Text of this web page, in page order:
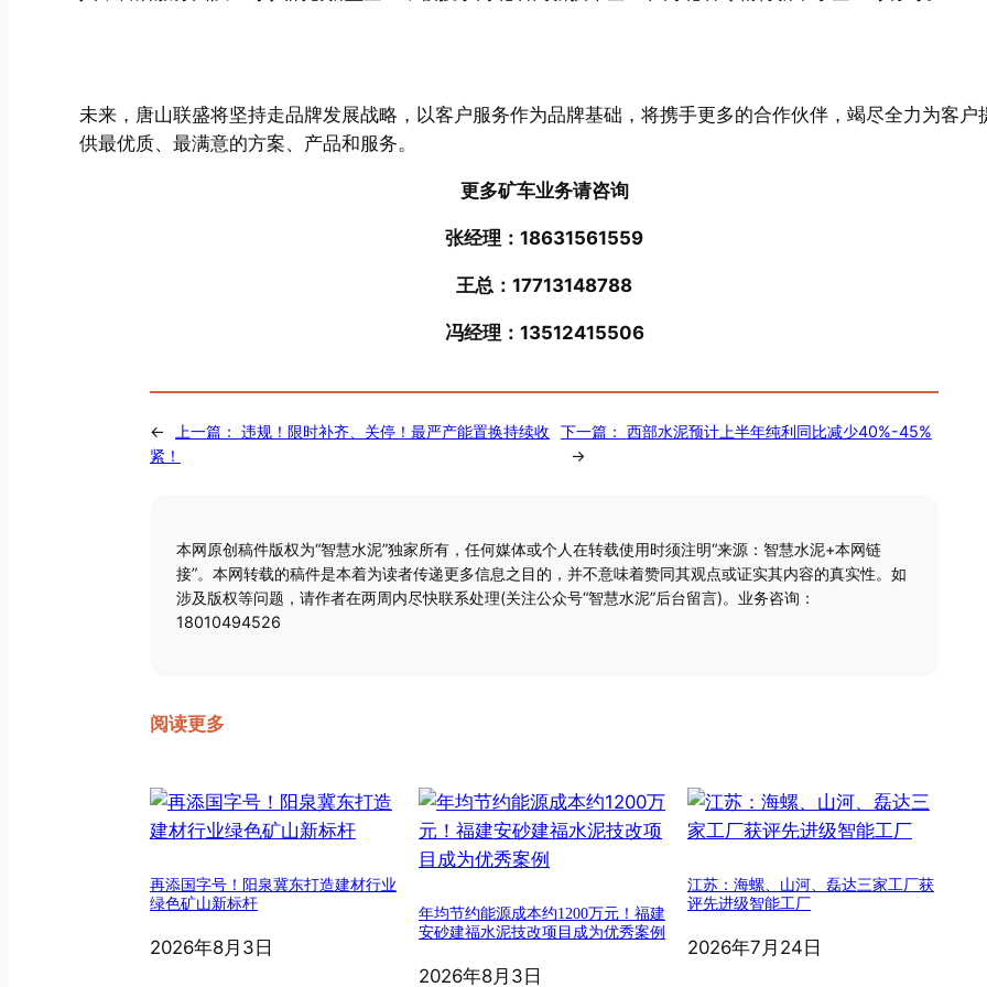
未来，唐山联盛将坚持走品牌发展战略，以客户服务作为品牌基础，将携手更多的合作伙伴，竭尽全力为客户
供最优质、最满意的方案、产品和服务。
更多矿车业务请咨询
张经理：18631561559
王总：17713148788
冯经理：13512415506
← 上一篇： 违规！限时补齐、关停！最严产能置换持续收
紧！
下一篇： 西部水泥预计上半年纯利同比减少40%-45%
→
本网原创稿件版权为“智慧水泥”独家所有，任何媒体或个人在转载使用时须注明“来源：智慧水泥+本网链
接”。本网转载的稿件是本着为读者传递更多信息之目的，并不意味着赞同其观点或证实其内容的真实性。如
涉及版权等问题，请作者在两周内尽快联系处理(关注公众号“智慧水泥”后台留言)。业务咨询：
18010494526
阅读更多
再添国字号！阳泉冀东打造建材行业
绿色矿山新标杆
2026年8月3日
年均节约能源成本约1200万元！福建
安砂建福水泥技改项目成为优秀案例
2026年8月3日
江苏：海螺、山河、磊达三家工厂获
评先进级智能工厂
2026年7月24日